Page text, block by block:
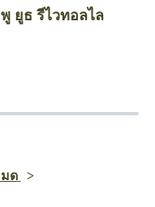
ยูธ รีไวทอลไล
ด